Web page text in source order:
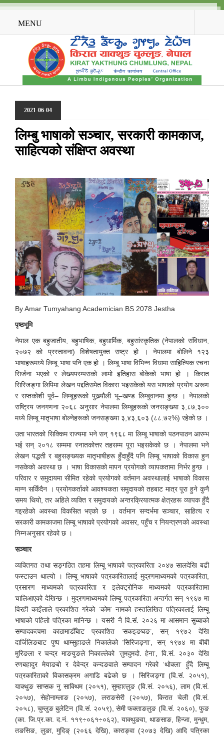
MENU
2021-06-04
लिम्बु भाषाको सञ्चार, सरकारी कामकाज,
साहित्यको संक्षिप्त अवस्था
By Amar Tumyahang Academician BS 2078 Jestha
पृष्ठभूमि
नेपाल एक बहुजातीय, बहुभाषिक, बहुधार्मिक, बहुसांंस्कृतिक (नेपालको संविधान,
२०७२ को प्रस्तावना) विशेषतायुक्त राष्ट्र हो । नेपालमा बोलिने १२३
भाषाहरूमध्ये लिम्बू भाषा पनि एक हो । लिम्बू भाषा विभिन्न विधामा साहित्यिक रचना
सिर्जना भएको र लेख्यपरम्पराको लामो इतिहास बोकेको भाषा हो । किरात
सिरिजङ्गा लिपिमा लेखन पद्दतिसमेत विकास भइसकेको यस भाषाको प्रयोग अरूण
र सप्तकोशी पूर्व– लिम्बूहरूको पुख्र्यौली भू–खण्ड लिम्बुवानमा हुन्छ । नेपालको
राष्ट्रिय जनगणना २०६८ अनुसार नेपालमा लिम्बूहरूको जनसङ्ख्या ३,८७,३००
मध्ये लिम्बू मातृभाषा बोल्नेहरूको जनसङ्ख्या ३,४३,६०३ (८८.७२%) रहेको छ ।
उता भारतको सिक्किम राज्यमा भने सन् १९६८ मा लिम्बू भाषाको पठनपाठन आरम्भ
भई सन् २०१८ सम्ममा स्नातकोत्तर तहसम्म पूरा भइसकेको छ । नेपालमा भने
लेखन पद्धती र बहुसङ्ख्यक मातृभाषीहरू हुँदाहुँदै पनि लिम्बू भाषाको विकास हुन
नसकेको अवस्था छ । भाषा विकासको मापन प्रयोगको व्यापकतामा निर्भर हुन्छ ।
परिवार र समुदायमा सीमित रहेको प्रयोगको वर्तमान अवस्थालाई भाषाको विकास
मान्न सकिँदैन । प्रयोगकर्ताको आवश्यकता समुदायको तहबाट मात्र पूरा हुने कुनै
समय थियो, तर अहिले व्यक्ति र समुदायको अन्तरक्रियात्मक क्षेत्रहरू व्यापक हुँदै
गइरहेको अवस्था विकसित भएको छ । वर्तमान सन्दर्भमा सञ्चार, साहित्य र
सरकारी कामकाजमा लिम्बू भाषाको प्रयोगको अवसर, पहुँच र नियन्त्रणको अवस्था
निम्नअनुसार रहेको छ ।
सञ्चार
व्यक्तिगत तथा सङ्गठित तहमा लिम्बू भाषाको पत्रकारिता २०४७ सालदेखि बढी
फस्टाउन थाल्यो । लिम्बू भाषाको पत्रकारितालाई मुद्रणमाध्यमको पत्रकारिता,
प्रसारण माध्यमको पत्रकारिता र इलेक्ट्रोनिक माध्यमको पत्रकारितामा
चालिआएको देखिन्छ । मुद्रणमाध्यमको लिम्बू पत्रकारिता अन्तर्गत सन् १९६७ मा
विरही काइँलाले प्रकाशित गरेको ‘कोम’ नामको हस्तलिखित पत्रिकालाई लिम्बू
भाषाको पहिलो पत्रिका मानिन्छ । यसरी नै वि.सं. २०२६ मा आसमान सुब्बाको
सम्पादकत्वमा काठामाडौँबाट प्रकाशित ‘सकइङघङ’, सन् १९७२ देखि
दार्जिलिङबाट पुष्प थाम्सुहाङले निकालेको ‘सिरिजङ्गा’, सन् १९७४ मा बीबी
मुरिङला र चन्द्र माङयुङले निकाल्लेको ‘तुमदुमदो. हेना’, वि.सं. २०३० देखि
रणबहादुर मेयाङबो र देवेन्द्र कन्दङवाले सम्पादन गरेको ‘थोक्ला’ हुँदै लिम्बू
पत्रकारिताको विकासक्रम अगाडि बढेको छ । सिरिजङ्गा (वि.सं. २०५१),
याक्थुङ साप्सक नु साक्थिम (२०५१), सुम्हात्लुङ (वि.सं. २०५६), लाम (वि.सं.
२०५७), सेहोनाम्लाङ (२०५७), लराङसेरी (२०५७), किरात चेली (वि.सं.
२०५८), चुम्लुङ बुलेटिन (वि.सं. २०५९), सेमी फक्ताङलुङ (वि.सं. २०६०), फुङ
(का. जि.प्र.का. द.नं. ११९÷०६१÷०६२), याक्थुङवा, थाङसाङ, हिन्जा, मुन्धुम,
तङसिङ, लुङा, मुदिङ् (२०६६ देखि), काराङ्वा (२०७३ देखि) आदि पत्रिका